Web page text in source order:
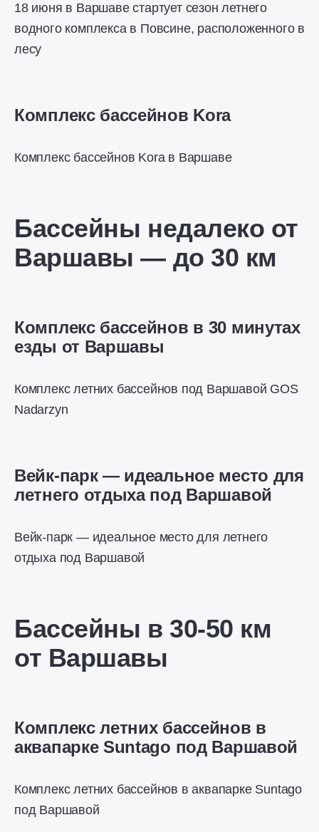
18 июня в Варшаве стартует сезон летнего
водного комплекса в Повсине, расположенного в
лесу
Комплекс бассейнов Kora
Комплекс бассейнов Kora в Варшаве
Бассейны недалеко от
Варшавы — до 30 км
Комплекс бассейнов в 30 минутах
езды от Варшавы
Комплекс летних бассейнов под Варшавой GOS
Nadarzyn
Вейк-парк — идеальное место для
летнего отдыха под Варшавой
Вейк-парк — идеальное место для летнего
отдыха под Варшавой
Бассейны в 30-50 км
от Варшавы
Комплекс летних бассейнов в
аквапарке Suntago под Варшавой
Комплекс летних бассейнов в аквапарке Suntago
под Варшавой